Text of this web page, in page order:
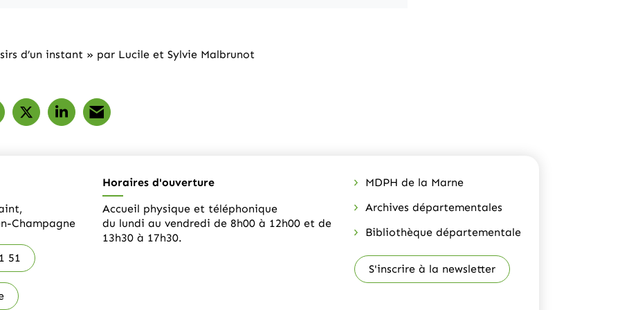
d’un instant » par Lucile et Sylvie Malbrunot
sur Facebook
dans un nouvel onglet)
Partager sur X (Twitter)
(ouverture dans un nouvel onglet)
Partager sur LinkedIn
(ouverture dans un nouvel onglet)
Partager par e-mail
(ouverture dans un nouvel onglet)
Champagne
51
Horaires d'ouverture
Accueil physique et téléphonique
du lundi au vendredi de 8h00 à 12h00 et de
13h30 à 17h30.
MDPH de la Marne
Archives départementales
Bibliothèque départementale
S'inscrire à la newsletter